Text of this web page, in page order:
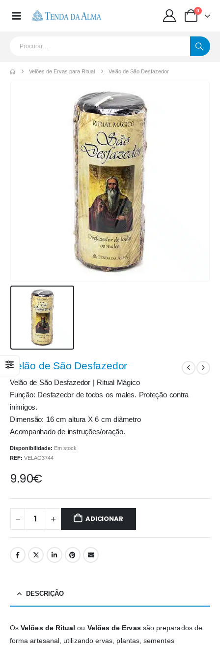
0
Velões de Ervas para Ritual Velão de São Desfazedor
Velão de São Desfazedor
Velão de São Desfazedor | Ritual Mágico
Função: Desfazedor de todos os males. Proteção contra
inimigos.
Dimensão: 16 cm altura X 6 cm diâmetro
Acompanhado de instruções/oração.
Disponibilidade: Em stock
REF: VELAO3744
9.90€
ADICIONAR
DESCRIÇÃO
OsVelões de Ritual ou Velões de Ervassão preparados de
forma artesanal, utilizando ervas, plantas, sementes